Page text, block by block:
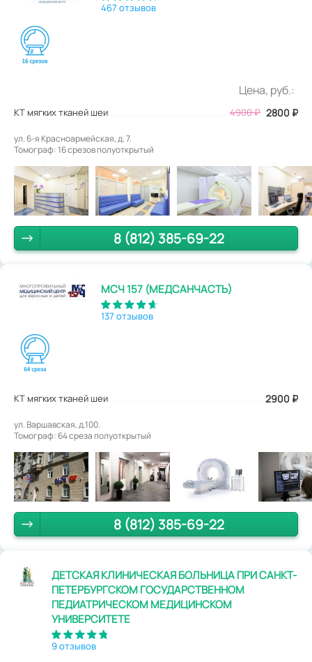
467 отзывов
Цена, руб.:
КТ мягких тканей шеи 4900₽ 2800 ₽
ул. 6-я Красноармейская, д. 7.
Томограф: 16 срезов полуоткрытый
8 (812) 385-69-22
МСЧ 157 (МЕДСАНЧАСТЬ)
137 отзывов
КТ мягких тканей шеи 2900 ₽
ул. Варшавская, д.100.
Томограф: 64 среза полуоткрытый
8 (812) 385-69-22
ДЕТСКАЯ КЛИНИЧЕСКАЯ БОЛЬНИЦА ПРИ САНКТ-
ПЕТЕРБУРГСКОМ ГОСУДАРСТВЕННОМ
ПЕДИАТРИЧЕСКОМ МЕДИЦИНСКОМ
УНИВЕРСИТЕТЕ
9 отзывов